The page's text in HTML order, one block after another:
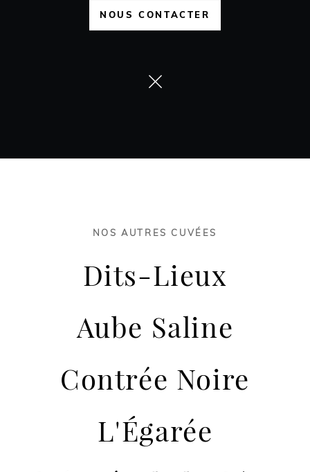
NOUS CONTACTER
NOS AUTRES CUVÉES
Dits-Lieux
Aube Saline
Contrée Noire
L'Égarée